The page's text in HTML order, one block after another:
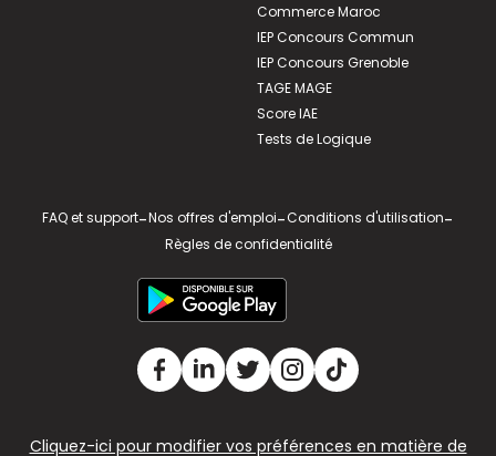
Commerce Maroc
IEP Concours Commun
IEP Concours Grenoble
TAGE MAGE
Score IAE
Tests de Logique
FAQ et support-Nos offres d'emploi-Conditions d'utilisation-
Règles de confidentialité
Cliquez-ici pour modifier vos préférences en matière de